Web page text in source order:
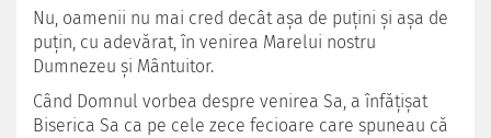
Nu, oamenii nu mai cred decât aşa de puţini şi aşa de
puţin, cu adevărat, în venirea Marelui nostru
Dumnezeu şi Mântuitor.
Când Domnul vorbea despre venirea Sa, a înfăţişat
Biserica Sa ca pe cele zece fecioare care spuneau că